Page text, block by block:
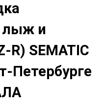
лыж и
R) SEMATIC
Петербурге